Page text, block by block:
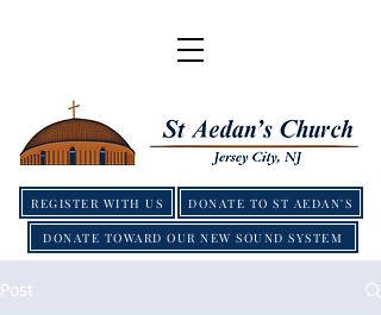
REGISTER WITH US DONATE TO ST AEDAN'S
DONATE TOWARD OUR NEW SOUND SYSTEM
Post